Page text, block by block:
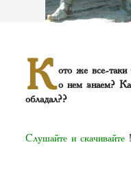
К ото же все-
о нем знаем?
обладал??
Слушайте и скачивайте !